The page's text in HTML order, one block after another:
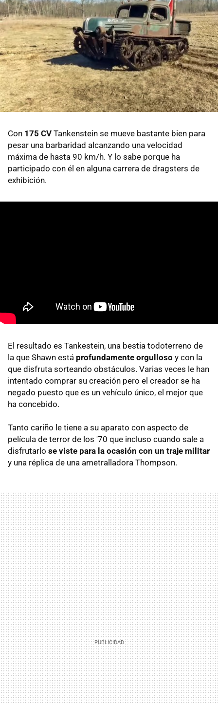
Con 175 CV Tankenstein se mueve bastante bien para
pesar una barbaridad alcanzando una velocidad
máxima de hasta 90 km/h. Y lo sabe porque ha
participado con él en alguna carrera de dragsters de
exhibición.
El resultado es Tankestein, una bestia todoterreno de
la que Shawn está profundamente orgulloso y con la
que disfruta sorteando obstáculos. Varias veces le han
intentado comprar su creación pero el creador se ha
negado puesto que es un vehículo único, el mejor que
ha concebido.
Tanto cariño le tiene a su aparato con aspecto de
película de terror de los '70 que incluso cuando sale a
disfrutarlo se viste para la ocasión con un traje militar
y una réplica de una ametralladora Thompson.